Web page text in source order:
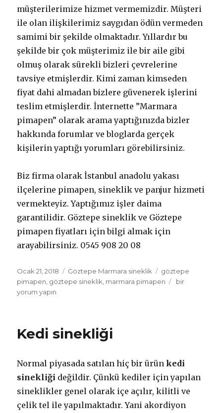
müşterilerimize hizmet vermemizdir. Müşteri
ile olan ilişkilerimiz saygıdan ödün vermeden
samimi bir şekilde olmaktadır. Yıllardır bu
şekilde bir çok müşterimiz ile bir aile gibi
olmuş olarak sürekli bizleri çevrelerine
tavsiye etmişlerdir. Kimi zaman kimseden
fiyat dahi almadan bizlere güvenerek işlerini
teslim etmişlerdir. İnternette ”Marmara
pimapen” olarak arama yaptığınızda bizler
hakkında forumlar ve bloglarda gerçek
kişilerin yaptığı yorumları görebilirsiniz.
Biz firma olarak İstanbul anadolu yakası
ilçelerine pimapen, sineklik ve panjur hizmeti
vermekteyiz. Yaptığımız işler daima
garantilidir. Göztepe sineklik ve Göztepe
pimapen fiyatları için bilgi almak için
arayabilirsiniz. 0545 908 20 08
Yayın
tarihi
Ocak 21, 2018 Kategoriler
Göztepe Marmara sineklik Etiketler
göztepe
pimapen göztepe sineklik marmara pimapen
Göztepe
bir
yorum yapın
Kedi sinekliği
Normal piyasada satılan hiç bir ürünkedi
sinekliği değildir. Çünkü kediler için yapılan
sineklikler genel olarak içe açılır, kilitli ve
çelik tel ile yapılmaktadır. Yani akordiyon